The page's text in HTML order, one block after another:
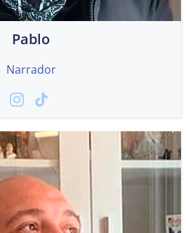
Pablo
Narrador